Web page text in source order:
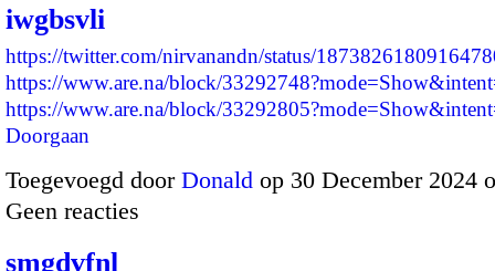
iwgbsvli
https://twitter.com/nirvanandn/status/
https://www.are.na/block/
https://www.are.na/block/
Doorgaan
Toegevoegd door Donald op 30 December 2024
Geen reacties
smgdvfnl